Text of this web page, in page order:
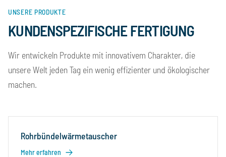
UNSERE PRODUKTE
KUNDENSPEZIFISCHE FERTIGUNG
Wir entwickeln Produkte mit innovativem Charakter, die
unsere Welt jeden Tag ein wenig effizienter und ökologischer
machen.
Rohrbündelwärmetauscher
Mehr erfahren